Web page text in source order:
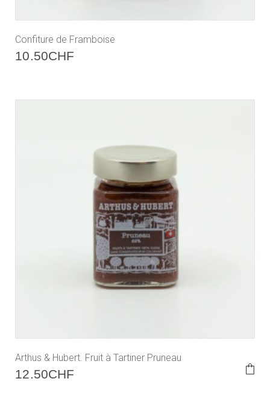
Confiture de Framboise
10.50CHF
Arthus & Hubert. Fruit à Tartiner Pruneau
12.50CHF